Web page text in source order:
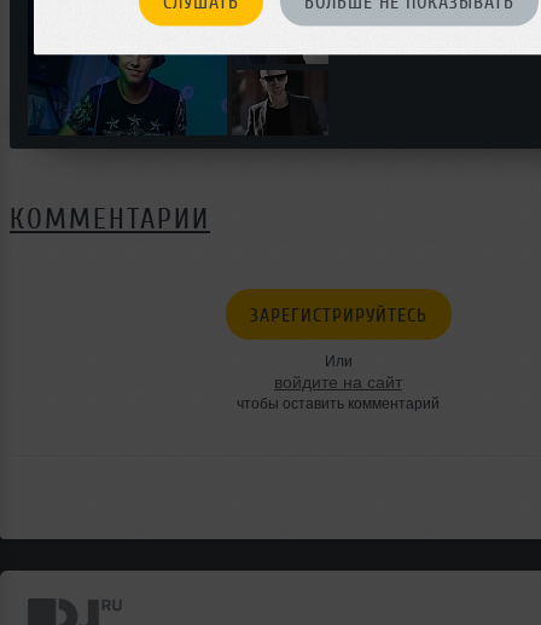
КОММЕНТАРИИ
ЗАРЕГИСТРИРУЙТЕСЬ
Или
войдите на сайт
чтобы оставить комментарий